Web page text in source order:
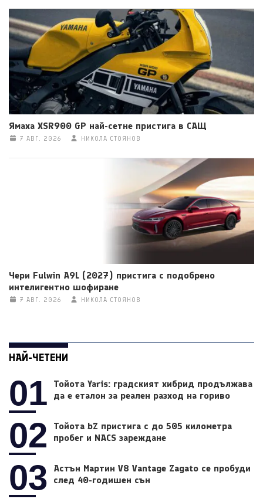
Ямаха XSR900 GP най-сетне пристига в САЩ
7 АВГ. 2026 НИКОЛА СТОЯНОВ
Чери Fulwin A9L (2027) пристига с подобрено
интелигентно шофиране
7 АВГ. 2026 НИКОЛА СТОЯНОВ
НАЙ-ЧЕТЕНИ
01
Тойота Yaris: градският хибрид продължава
да е еталон за реален разход на гориво
02
Тойота bZ пристига с до 505 километра
пробег и NACS зареждане
03
Астън Мартин V8 Vantage Zagato се пробуди
след 40-годишен сън